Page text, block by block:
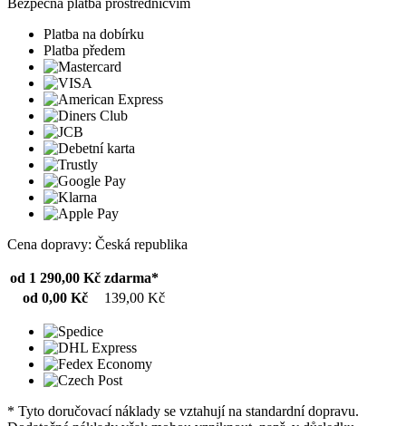
Platba na dobírku
Platba předem
Cena dopravy: Česká republika
od 1 290,00 Kč zdarma*
od 0,00 Kč
139,00 Kč
* Tyto doručovací náklady se vztahují na standardní dopravu.